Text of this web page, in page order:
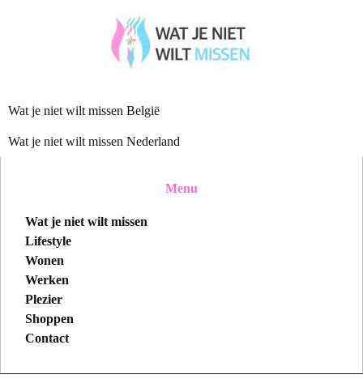
Wat je niet wilt missen België
Wat je niet wilt missen Nederland
Menu
Wat je niet wilt missen
Lifestyle
Wonen
Werken
Plezier
Shoppen
Contact